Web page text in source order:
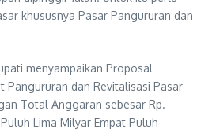
khususnya Pasar Pangururan dan
menyampaikan Proposal
Pangururan dan Revitalisasi Pasar
Total Anggaran sebesar Rp.
Lima Milyar Empat Puluh